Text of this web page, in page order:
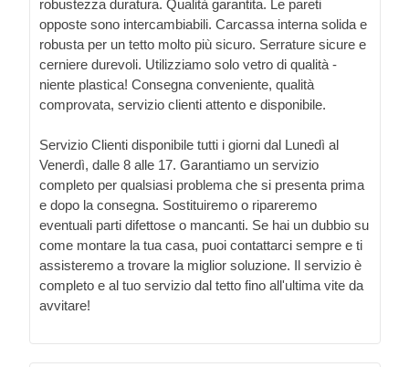
robustezza duratura. Qualità garantita. Le pareti
opposte sono intercambiabili. Carcassa interna solida e
robusta per un tetto molto più sicuro. Serrature sicure e
cerniere durevoli. Utilizziamo solo vetro di qualità -
niente plastica! Consegna conveniente, qualità
comprovata, servizio clienti attento e disponibile.
Servizio Clienti disponibile tutti i giorni dal Lunedì al
Venerdì, dalle 8 alle 17. Garantiamo un servizio
completo per qualsiasi problema che si presenta prima
e dopo la consegna. Sostituiremo o ripareremo
eventuali parti difettose o mancanti. Se hai un dubbio su
come montare la tua casa, puoi contattarci sempre e ti
assisteremo a trovare la miglior soluzione. Il servizio è
completo e al tuo servizio dal tetto fino all'ultima vite da
avvitare!